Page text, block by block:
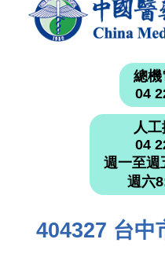
總機
04
人
04
週一至週
週六
404327 台中